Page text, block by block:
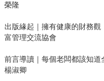
榮隆
出版緣起｜擁有健康的財務
富管理交流協會
前言導讀｜每個老闆都該知
楊淑卿